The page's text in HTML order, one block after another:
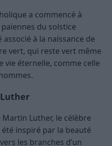
a commencé à
du solstice
associé à la naissance de
vert, qui reste vert même
vie éternelle, comme celle
Martin Luther, le célèbre
inspiré par la beauté
les branches d’un